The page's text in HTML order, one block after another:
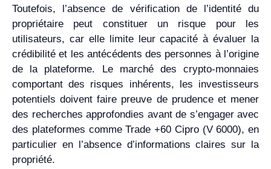
Toutefois, l’absence de vérification de l’identité du
propriétaire peut constituer un risque pour les
utilisateurs, car elle limite leur capacité à évaluer la
crédibilité et les antécédents des personnes à l’origine
de la plateforme. Le marché des crypto-monnaies
comportant des risques inhérents, les investisseurs
potentiels doivent faire preuve de prudence et mener
des recherches approfondies avant de s’engager avec
des plateformes comme Trade +60 Cipro (V 6000), en
particulier en l’absence d’informations claires sur la
propriété.